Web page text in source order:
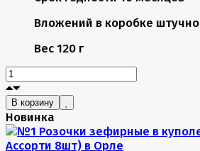
Вложений в коробке штучно
Вес 120 г
В корзину
Новинка